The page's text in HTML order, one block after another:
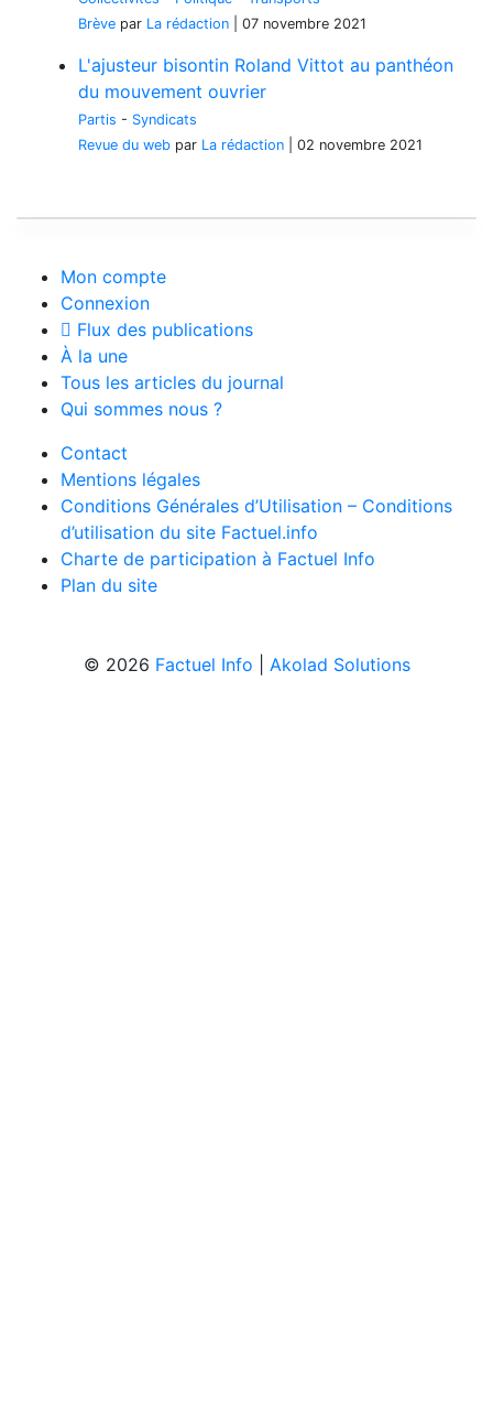
Brève par La rédaction 07 novembre 2021
L'ajusteur bisontin Roland Vittot au panthéon
du mouvement ouvrier
Partis - Syndicats
Revue du web par La rédaction 02 novembre 2021
Mon compte
Connexion
Flux des publications
À la une
Tous les articles du journal
Qui sommes nous ?
Contact
Mentions légales
Conditions Générales d’Utilisation – Conditions
d’utilisation du site Factuel.info
Charte de participation à Factuel Info
Plan du site
© 2026 Factuel Info Akolad Solutions